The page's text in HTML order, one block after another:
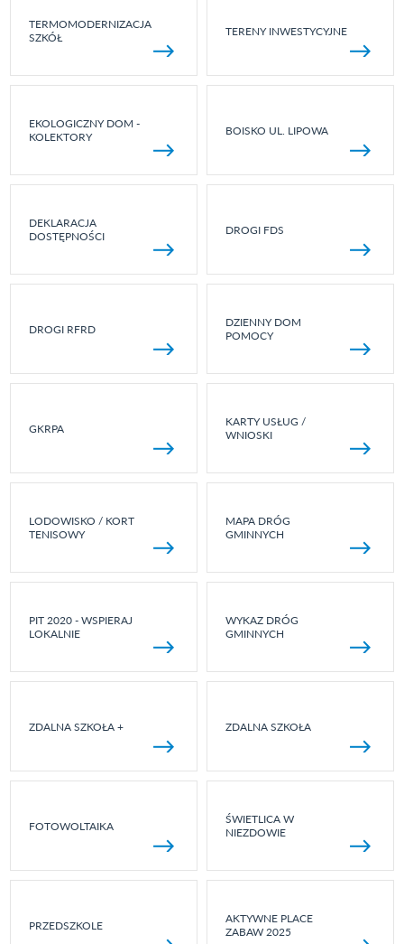
TERMOMODERNIZACJA
SZKÓŁ
TERENY INWESTYCYJNE
EKOLOGICZNY DOM -
KOLEKTORY
BOISKO UL. LIPOWA
DEKLARACJA
DOSTĘPNOŚCI
DROGI FDS
DROGI RFRD
DZIENNY DOM
POMOCY
GKRPA
KARTY USŁUG /
WNIOSKI
LODOWISKO / KORT
TENISOWY
MAPA DRÓG
GMINNYCH
PIT 2020 - WSPIERAJ
LOKALNIE
WYKAZ DRÓG
GMINNYCH
ZDALNA SZKOŁA + ZDALNA SZKOŁA
FOTOWOLTAIKA
ŚWIETLICA W
NIEZDOWIE
PRZEDSZKOLE
AKTYWNE PLACE
ZABAW 2025